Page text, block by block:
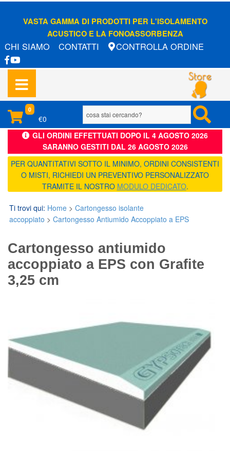
VASTA GAMMA DI PRODOTTI PER L'ISOLAMENTO
ACUSTICO E LA FONOASSORBENZA
CHI SIAMO CONTATTI CONTROLLA ORDINE
0
€0
GLI ORDINI EFFETTUATI DOPO IL 4 AGOSTO 2026
SARANNO GESTITI DAL 26 AGOSTO 2026
PER QUANTITATIVI SOTTO IL MINIMO, ORDINI CONSISTENTI
O MISTI, RICHIEDI UN PREVENTIVO PERSONALIZZATO
TRAMITE IL NOSTRO MODULO DEDICATO.
Ti trovi qui: Home > Cartongesso isolante
accoppiato > Cartongesso Antiumido Accoppiato a EPS
Cartongesso antiumido
accoppiato a EPS con Grafite
3,25 cm